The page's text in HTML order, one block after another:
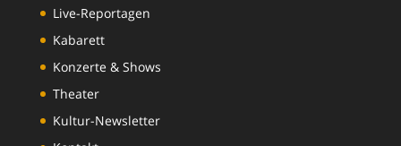
Live-Reportagen
Kabarett
Konzerte & Shows
Theater
Kultur-Newsletter